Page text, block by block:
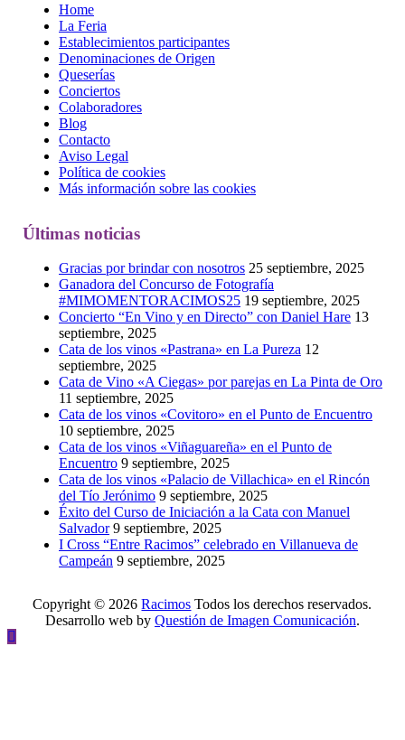
Home
La Feria
Establecimientos participantes
Denominaciones de Origen
Queserías
Conciertos
Colaboradores
Blog
Contacto
Aviso Legal
Política de cookies
Más información sobre las cookies
Últimas noticias
Gracias por brindar con nosotros 25 septiembre, 2025
Ganadora del Concurso de Fotografía
#MIMOMENTORACIMOS25 19 septiembre, 2025
Concierto “En Vino y en Directo” con Daniel Hare 13
septiembre, 2025
Cata de los vinos «Pastrana» en La Pureza 12
septiembre, 2025
Cata de Vino «A Ciegas» por parejas en La Pinta de Oro
11 septiembre, 2025
Cata de los vinos «Covitoro» en el Punto de Encuentro
10 septiembre, 2025
Cata de los vinos «Viñaguareña» en el Punto de
Encuentro 9 septiembre, 2025
Cata de los vinos «Palacio de Villachica» en el Rincón
del Tío Jerónimo 9 septiembre, 2025
Éxito del Curso de Iniciación a la Cata con Manuel
Salvador 9 septiembre, 2025
I Cross “Entre Racimos” celebrado en Villanueva de
Campeán 9 septiembre, 2025
Copyright © 2026Racimos Todos los derechos reservados.
Desarrollo web by Questión de Imagen Comunicación.